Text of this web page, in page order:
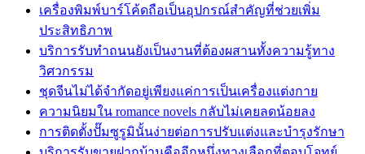
เครื่องพิมพ์บาร์โค้ดถือเป็นอุปกรณ์สำคัญที่ช่วยเพิ่ม
ประสิทธิภาพ
บริการรับทำถนนยังเป็นงานที่ต้องผสานทั้งความรู้ทาง
วิศวกรรม
ชุดจีนไม่ได้จำกัดอยู่เพียงแค่การเป็นเครื่องแต่งกาย
ความนิยมใน romance novels กลับไม่เคยลดน้อยลง
การติดตั้งปั๊มซูรูมินั้นง่ายต่อการปรับแต่งและบำรุงรักษา